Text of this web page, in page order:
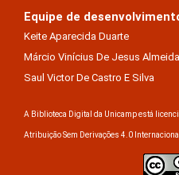
Keite Aparecida Duarte
Márcio Vinícius De Jesus Almeida
Saul Victor De Castro E Silva
Atribuição Sem Derivações 4.0